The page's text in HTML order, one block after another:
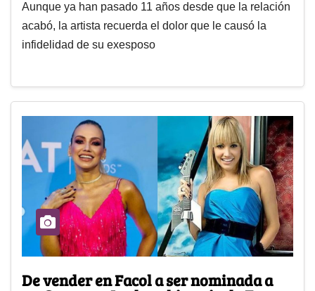
Aunque ya han pasado 11 años desde que la relación
acabó, la artista recuerda el dolor que le causó la
infidelidad de su exesposo
De vender en Facol a ser nominada a